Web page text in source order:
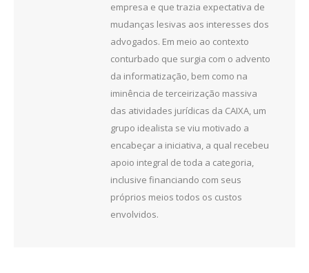
empresa e que trazia expectativa de
mudanças lesivas aos interesses dos
advogados. Em meio ao contexto
conturbado que surgia com o advento
da informatização, bem como na
iminência de terceirização massiva
das atividades jurídicas da CAIXA, um
grupo idealista se viu motivado a
encabeçar a iniciativa, a qual recebeu
apoio integral de toda a categoria,
inclusive financiando com seus
próprios meios todos os custos
envolvidos.